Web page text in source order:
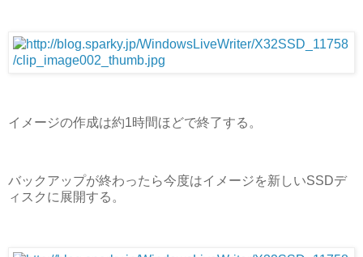
イメージの作成は約1時間ほどで終了する。
バックアップが終わったら今度はイメージを新しいSSDデ
ィスクに展開する。